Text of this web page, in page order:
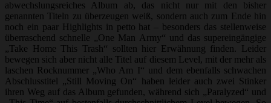
abwechslungsreiches Album ab, das nicht nur mit den bisher
genannten Titeln zu überzeugen weiß, sondern auch zum Ende hin
noch ein paar Highlights in petto hat – besonders das stellenweise
überraschend schnelle „One Man Army“ und das supereingängige
„Take Home This Trash“ sollten hier Erwähnung finden. Leider
bewegen sich aber nicht alle Titel auf diesem Level, mit der mehr als
laschen Rocknummer „Who Am I“ und dem ebenfalls schwachen
Abschlusstitel „Still Moving On“ haben leider auch zwei Stinker
ihren Weg auf das Album gefunden, während sich „Paralyzed“ und